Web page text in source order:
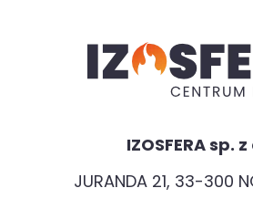
IZOSFERA sp.
JURANDA 21, 33-300